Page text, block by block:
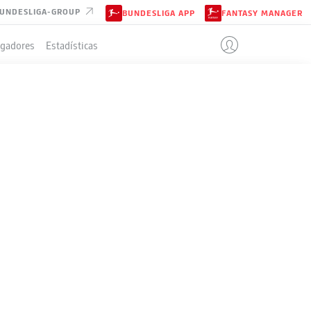
GROUP BUNDESLIGA APP FANTASY MANAGER
Estadísticas